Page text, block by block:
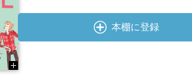
本棚に登録